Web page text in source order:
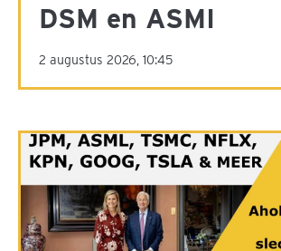
DSM en ASMI
2 augustus 2026, 10:45